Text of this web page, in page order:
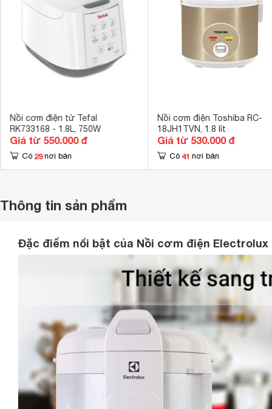
Nồi cơm điện tử Tefal
RK733168 - 1.8L, 750W
Giá từ 550.000 đ
Có 29 nơi bán
Nồi cơm điện Toshiba RC-
18JH1TVN, 1.8 lít
Giá từ 530.000 đ
Có 41 nơi bán
Thông tin sản phẩm
Đặc điểm nổi bật của Nồi cơm điện Electrolux